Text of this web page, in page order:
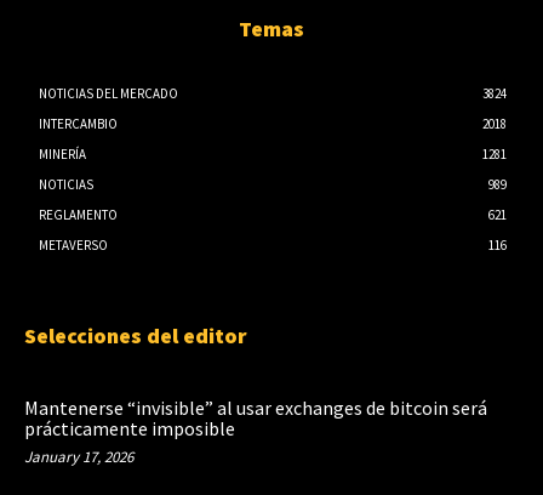
Temas
NOTICIAS DEL MERCADO
3824
INTERCAMBIO
2018
MINERÍA
1281
NOTICIAS
989
REGLAMENTO
621
METAVERSO
116
Selecciones del editor
Mantenerse “invisible” al usar exchanges de bitcoin será
prácticamente imposible
January 17, 2026